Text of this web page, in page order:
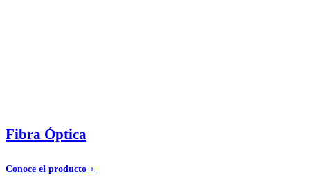
Fibra Óptica
Conoce el producto +